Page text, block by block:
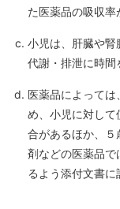
た医薬品の吸収率
小児は、肝臓や
代謝・排泄に時間
医薬品によって
め、小児に対し
合があるほか、
剤などの医薬品で
るよう添付文書に